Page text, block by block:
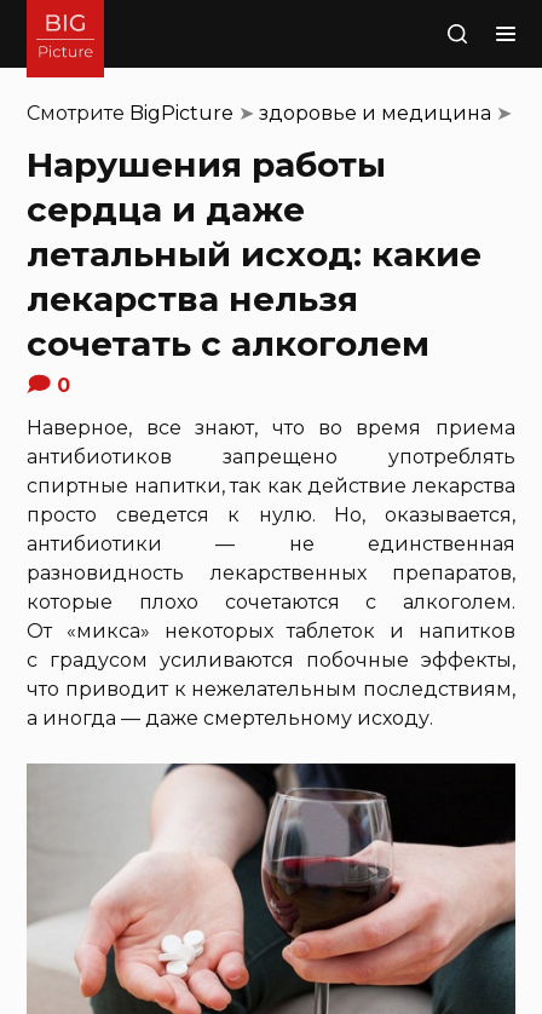
Поиск
Смотрите BigPicture ➤здоровье и медицина ➤
Нарушения работы
сердца и даже
летальный исход: какие
лекарства нельзя
сочетать с алкоголем
0
Наверное, все знают, что во время приема
антибиотиков запрещено употреблять
спиртные напитки, так как действие лекарства
просто сведется к нулю. Но, оказывается,
антибиотики — не единственная
разновидность лекарственных препаратов,
которые плохо сочетаются с алкоголем.
От «микса» некоторых таблеток и напитков
с градусом усиливаются побочные эффекты,
что приводит к нежелательным последствиям,
а иногда — даже смертельному исходу.